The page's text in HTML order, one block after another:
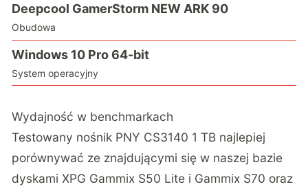
Obudowa
Deepcool GamerStorm NEW ARK 90
System operacyjny
Windows 10 Pro 64-bit
Wydajność w benchmarkach
Testowany nośnik PNY CS3140 1 TB najlepiej
porównywać ze znajdującymi się w naszej bazie
dyskami XPG Gammix S50 Lite i Gammix S70 oraz